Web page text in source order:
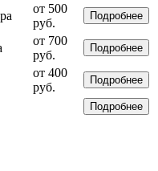
от 500
руб.
Подробнее
от 700
руб.
Подробнее
от 400
руб.
Подробнее
Подробнее